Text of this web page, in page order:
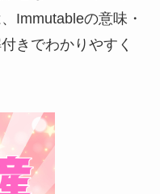
Immutableの意味・
きでわかりやすく